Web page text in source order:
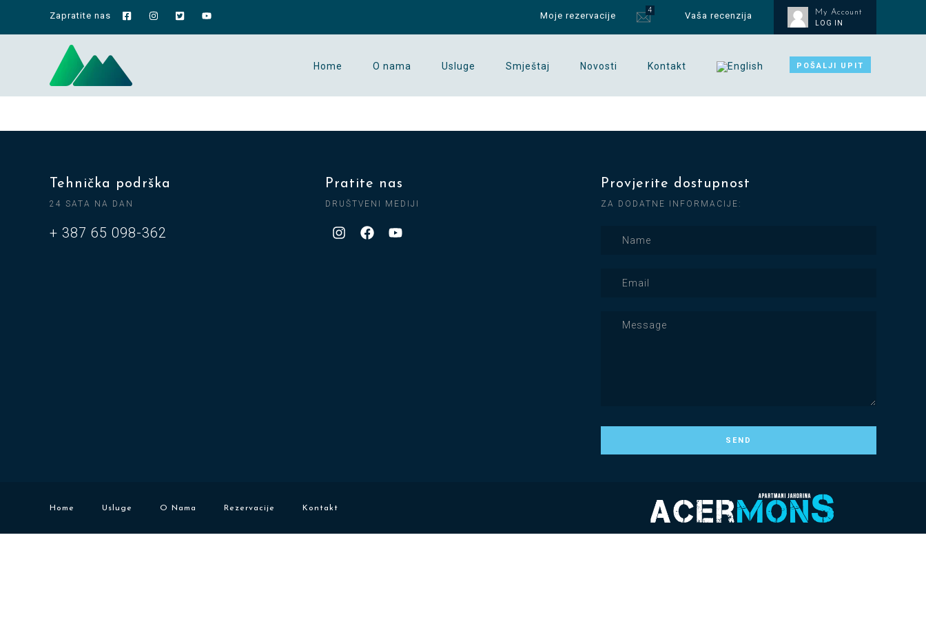
Zapratite nas Moje rezervacije
4
Vaša recenzija My Account
LOG IN
Home O nama Usluge Smještaj Novosti Kontakt POŠALJI UPIT
Tehnička podrška
24 SATA NA DAN
+ 387 65 098-362
Pratite nas
DRUŠTVENI MEDIJI
Provjerite dostupnost
ZA DODATNE INFORMACIJE:
Home Usluge O Nama Rezervacije Kontakt